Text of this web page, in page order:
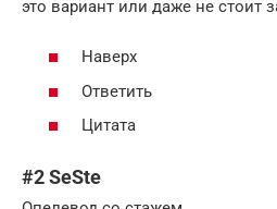
это вариант или даже не стоит
Наверх
Ответить
Цитата
#2 SeSte